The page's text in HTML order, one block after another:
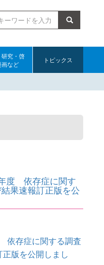
検索
究・啓
画など
トピックス
度 依存症に関す
果速報訂正版を公
依存症に関する調査
版を公開しまし